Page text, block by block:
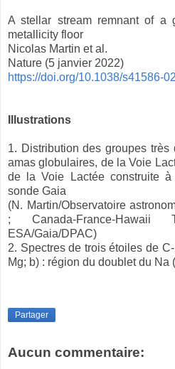
A stellar stream remnant of a
metallicity floor
Nicolas Martin et al.
Nature (5 janvier 2022)
https://doi.org/10.1038/s41586-
Illustrations
1. Distribution des groupes très
amas globulaires, de la Voie
de la Voie Lactée construite
sonde Gaia
(N. Martin/Observatoire
; Canada-France-Hawaii
ESA/Gaia/DPAC)
2. Spectres de trois étoiles de
Mg; b) : région du doublet du Na
Partager
Aucun commentaire: